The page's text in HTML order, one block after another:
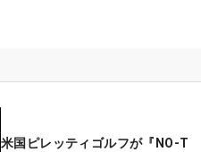
米国ピレッティゴルフが『NO-T